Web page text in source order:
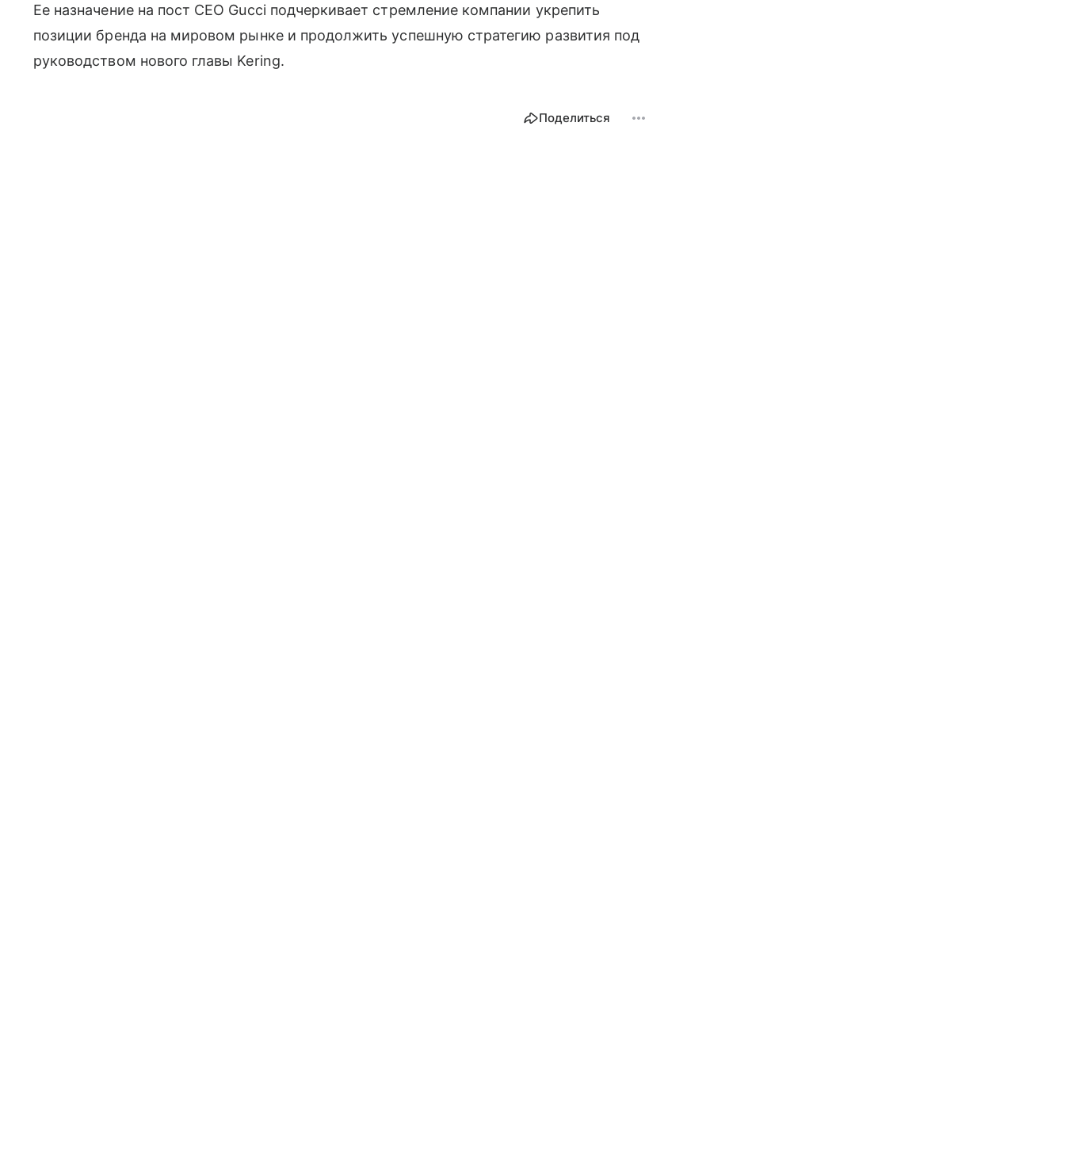
Ее назначение на пост CEO Gucci подчеркивает стремление компании укрепить
позиции бренда на мировом рынке и продолжить успешную стратегию развития под
руководством нового главы Kering.
Поделиться